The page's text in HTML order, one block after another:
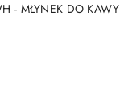
- MŁYNEK DO KAWY